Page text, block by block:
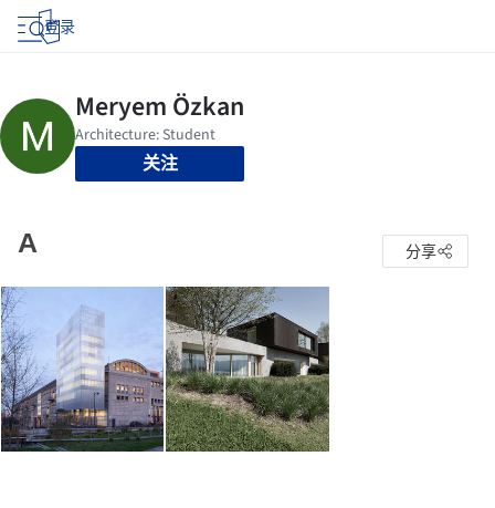
登录
关注
A 分享